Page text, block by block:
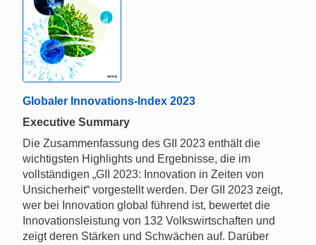
Globaler Innovations-Index 2023
Executive Summary
Die Zusammenfassung des GII 2023 enthält die
wichtigsten Highlights und Ergebnisse, die im
vollständigen „GII 2023: Innovation in Zeiten von
Unsicherheit“ vorgestellt werden. Der GII 2023 zeigt,
wer bei Innovation global führend ist, bewertet die
Innovationsleistung von 132 Volkswirtschaften und
zeigt deren Stärken und Schwächen auf. Darüber